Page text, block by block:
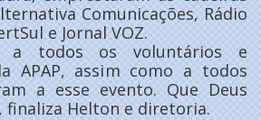
Comunicações, Rádio
e Jornal VOZ.
a todos os voluntários e
APAP, assim como a todos
a esse evento. Que Deus
finaliza Helton e diretoria.